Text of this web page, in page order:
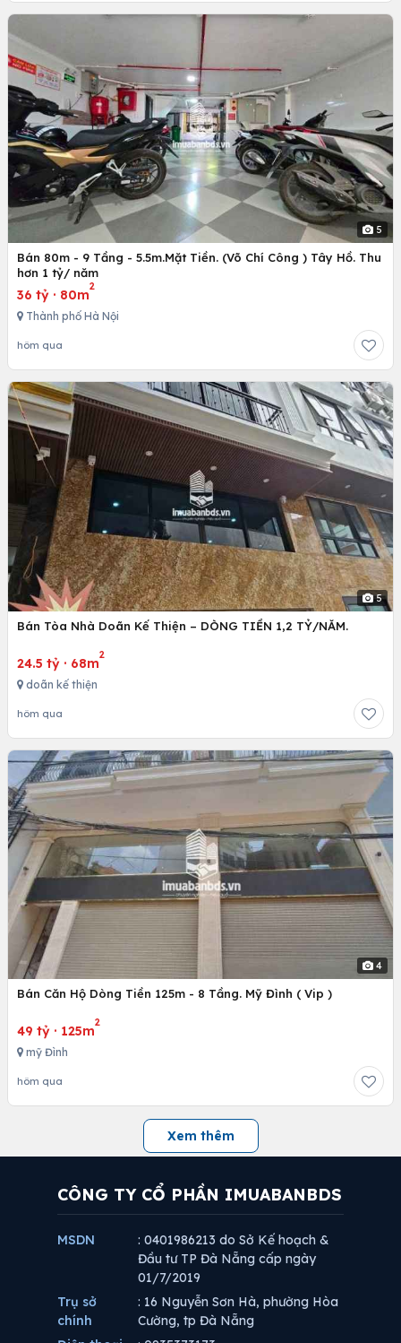
5
Bán 80m - 9 Tầng - 5.5m.Mặt Tiền. (Võ Chí Công ) Tây Hồ. Thu
hơn 1 tỷ/ năm
36 tỷ · 80m
2
Thành phố Hà Nội
hôm qua
5
Bán Tòa Nhà Doãn Kế Thiện – DÒNG TIỀN 1,2 TỶ/NĂM.
24.5 tỷ · 68m
2
doãn kế thiện
hôm qua
4
Bán Căn Hộ Dòng Tiền 125m - 8 Tầng. Mỹ Đình ( Vip )
49 tỷ · 125m
2
mỹ Đình
hôm qua
Xem thêm
CÔNG TY CỔ PHẦN IMUABANBDS
MSDN
: 0401986213 do Sở Kế hoạch &
Đầu tư TP Đà Nẵng cấp ngày
01/7/2019
Trụ sở
chính
: 16 Nguyễn Sơn Hà, phường Hòa
Cường, tp Đà Nẵng